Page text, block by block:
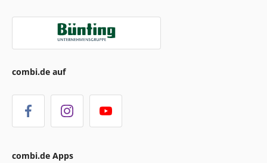
combi.de auf
combi.de Apps